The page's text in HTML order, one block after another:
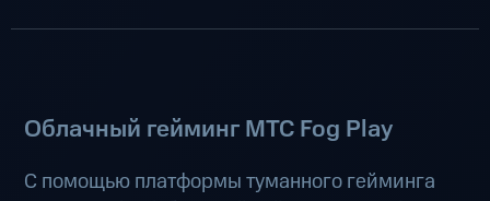
Облачный гейминг МТС Fog Play
С помощью платформы туманного гейминга